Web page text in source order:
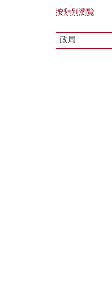
按類別瀏覽
政局